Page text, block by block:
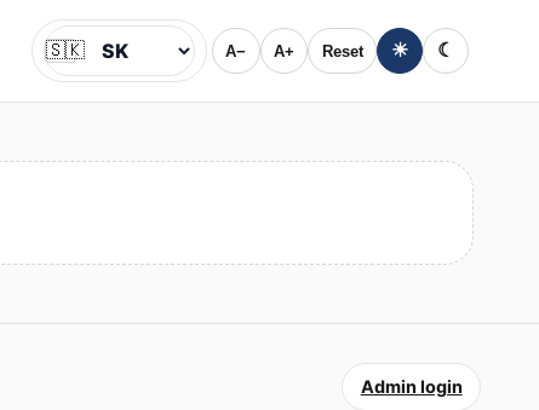
Jazyk
🇸🇰 A− A+ Reset ☀ ☾
Admin login